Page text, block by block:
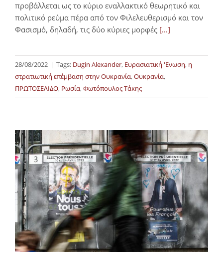
προβάλλεται ως το κύριο εναλλακτικό θεωρητικό και
πολιτικό ρεύμα πέρα από τον Φιλελευθερισμό και τον
Φασισμό, δηλαδή, τις δύο κύριες μορφές [...]
28/08/2022 | Tags: Dugin Alexander, Ευρασιατική 'Ενωση, η
στρατιωτική επέμβαση στην Ουκρανία,Ουκρανία,
ΠΡΩΤΟΣΕΛΙΔΟ, Ρωσία,Φωτόπουλος Τάκης